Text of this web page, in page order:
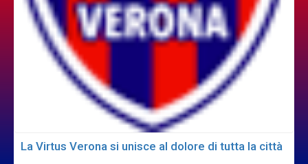
La Virtus Verona si unisce al dolore di tutta la città